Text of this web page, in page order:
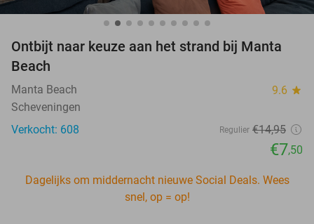
Ontbijt naar keuze aan het strand bij Manta
Beach
Manta Beach 9.6 star
Scheveningen
Verkocht: 608
Regulier €14,95
€7,50
Dagelijks om middernacht nieuwe Social Deals. Wees
snel, op = op!